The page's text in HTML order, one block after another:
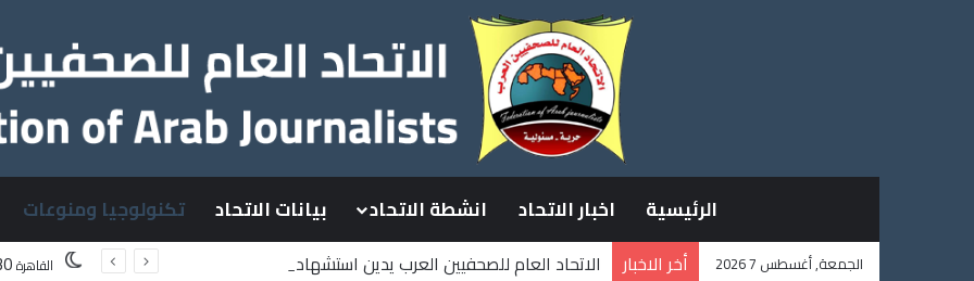
الرئيسية اخبار الاتحاد انشطة الاتحاد بيانات الاتحاد تكنولوجيا ومنوعات
الجمعة, أغسطس 7 2026 أخر الاخبار
الاتحاد العام للصحفيين العرب يدين استشهاد
القاهرة